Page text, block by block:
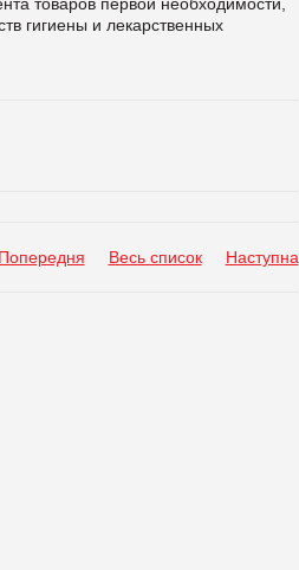
гигиены и лекарственных
Попередня Весь список Наступна